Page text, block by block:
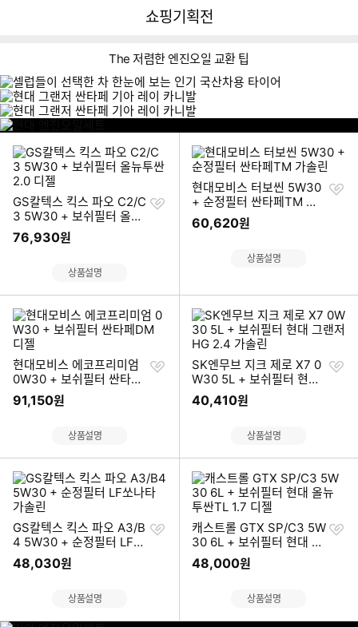
다나와
쇼핑기획전
The 저렴한 엔진오일 교환 팁
내
차
현
대
엔
진
오
일
세
트
GS칼텍스 킥스 파오 C2/C
3 5W30 + 보쉬필터 올뉴
투싼 2.0 디젤
76,930원
찜
상품설명
현대모비스 터보씬 5W30
+ 순정필터 싼타페TM 가
솔린
60,620원
찜
상품설명
현대모비스 에코프리미엄
0W30 + 보쉬필터 싼타페
DM 디젤
91,150원
찜
상품설명
SK엔무브 지크 제로 X7 0
W30 5L + 보쉬필터 현대
그랜저HG 2.4 가솔린
40,410원
찜
상품설명
GS칼텍스 킥스 파오 A3/B
4 5W30 + 순정필터 LF쏘
나타 가솔린
48,030원
찜
상품설명
캐스트롤 GTX SP/C3 5W
30 6L + 보쉬필터 현대 올
뉴 투싼TL 1.7 디젤
48,000원
찜
상품설명